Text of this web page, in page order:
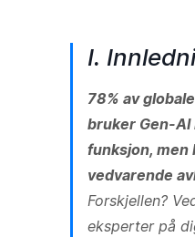
I.
78% av
bruker Gen-AI
funksjon, men
vedvarende
Forskjellen?
eksperter på